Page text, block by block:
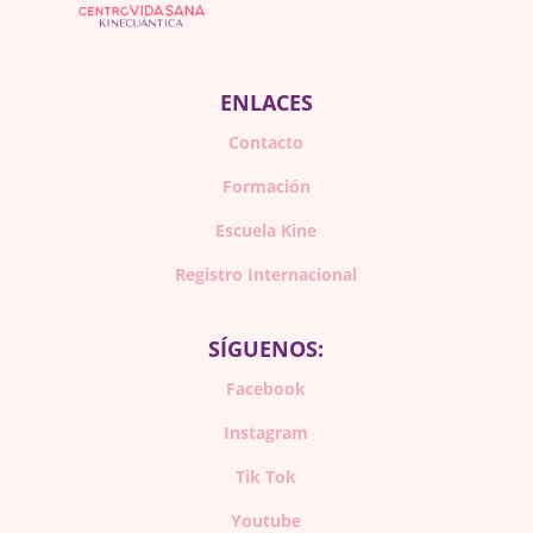
ENLACES
Contacto
Formación
Escuela Kine
Registro Internacional
SÍGUENOS:
Facebook
Instagram
Tik Tok
Youtube